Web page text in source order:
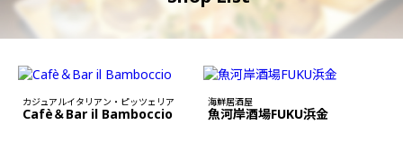
カジュアルイタリアン・ピッツェリア
Cafè＆Bar il Bamboccio
海鮮居酒屋
魚河岸酒場FUKU浜金